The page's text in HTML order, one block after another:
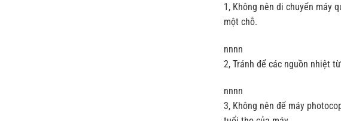
1, Không nên di chuyển máy
một chỗ.
nnnn
2, Tránh để các nguồn nhiệt
nnnn
3, Không nên để máy